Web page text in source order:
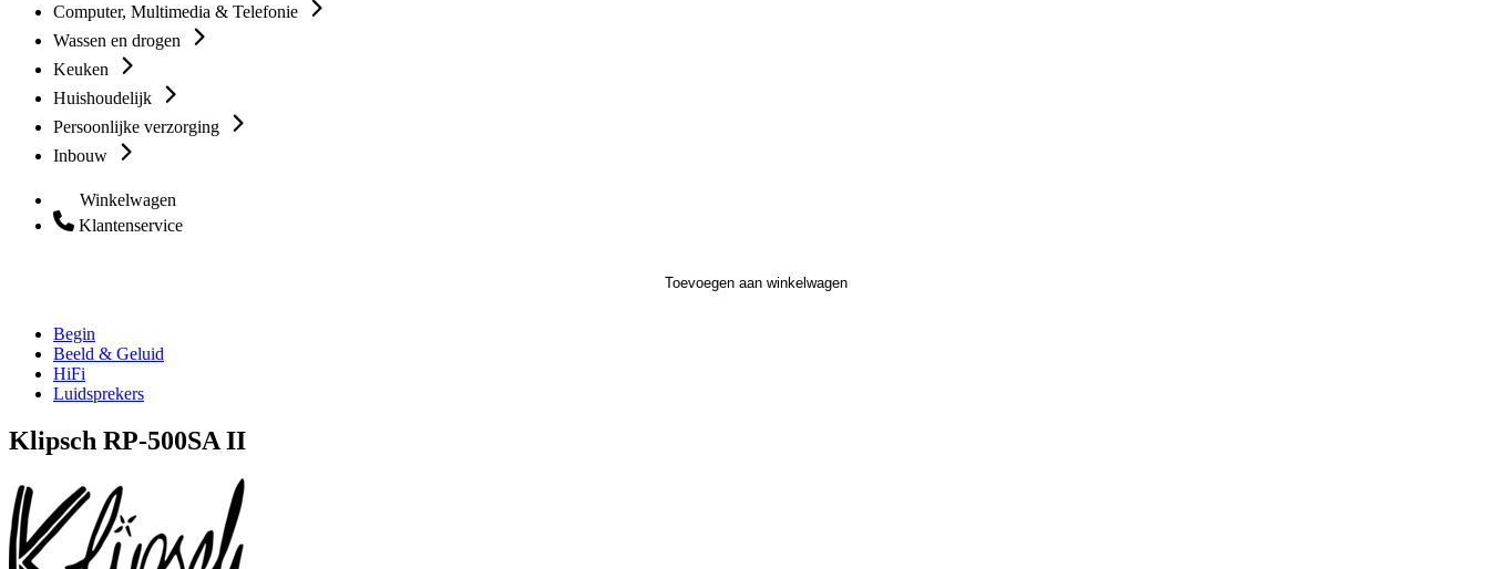
Computer, Multimedia & Telefonie
Wassen en drogen
Keuken
Huishoudelijk
Persoonlijke verzorging
Inbouw
Winkelwagen
Klantenservice
Toevoegen aan winkelwagen
Begin
Beeld & Geluid
HiFi
Luidsprekers
Klipsch RP-500SA II